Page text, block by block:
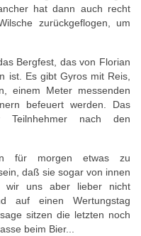
hat dann auch recht
zurückgeflogen, um
Bergfest, das von Florian
ist. Es gibt Gyros mit Reis,
einem Meter messenden
befeuert werden. Das
nach den
für morgen etwas zu
daß sie sogar von innen
wir uns aber lieber nicht
auf einen Wertungstag
sitzen die letzten noch
beim Bier...